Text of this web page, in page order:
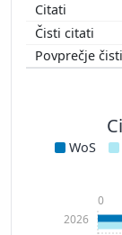
WoS
2026
0